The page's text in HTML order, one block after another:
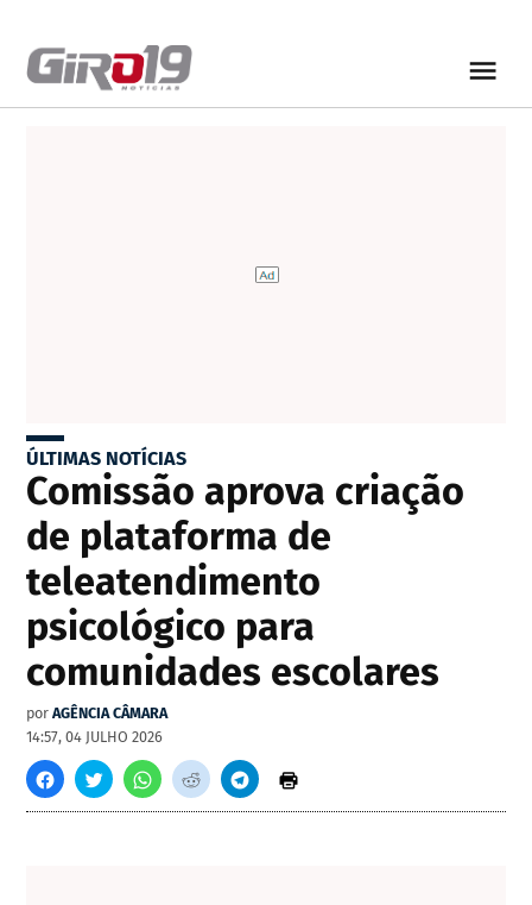
ÚLTIMAS NOTÍCIAS
Comissão aprova criação
de plataforma de
teleatendimento
psicológico para
comunidades escolares
por AGÊNCIA CÂMARA
14:57, 04 JULHO 2026